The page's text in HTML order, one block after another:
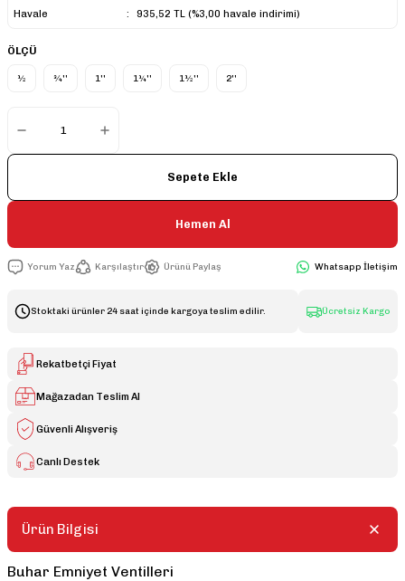
Havale
935,52 TL (%3,00 havale indirimi)
ÖLÇÜ
½ ¾'' 1'' 1¼'' 1½'' 2''
Sepete Ekle
Hemen Al
Yorum Yaz Karşılaştır Ürünü Paylaş Whatsapp İletişim
Stoktaki ürünler 24 saat içinde kargoya teslim edilir. Ücretsiz Kargo
Rekatbetçi Fiyat
Mağazadan Teslim Al
Güvenli Alışveriş
Canlı Destek
Ürün Bilgisi
Buhar Emniyet Ventilleri